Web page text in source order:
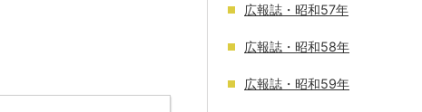
広報誌・昭和57年
広報誌・昭和58年
広報誌・昭和59年